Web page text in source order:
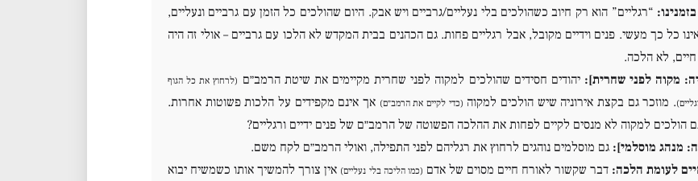
“רגליים” הוא רק חיוב כשהולכים בלי נעליים/גרביים ויש אבק. היום שהולכים כל הזמן עם גרביים ונעליים,
כל כך מעשי. פנים וידיים מקובל, אבל רגליים פחות. גם הכהנים בבית המקדש לא הלכו עם גרביים – אולי זה היה
חיים, לא הלכה.
מקוה לפני שחרית]: יהודים חסידים שהולכים למקוה לפני שחרית מקיימים את שיטת הרמב״ם (לרחוץ את כל הגוף
. מוזכר גם בקצת אירוניה שיש הולכים למקוה (כדי לקיים את הרמב״ם) אך אינם מקפידים על הלכות פשוטות אחרות.
הולכים למקוה לא מנסים לקיים לפחות את ההלכה הפשוטה של הרמב״ם של פנים ידיים ורגליים?
מנהג מוסלמי]: גם מוסלמים נוהגים לרחוץ את רגליהם לפני התפילה, ואולי הרמב״ם לקח משם.
לעומת הלכה: דבר שקשור לאורח חיים מסוים של אדם (כמו הליכה בלי נעליים) אין צורך להמשיך אותו כשמשיח יבוא